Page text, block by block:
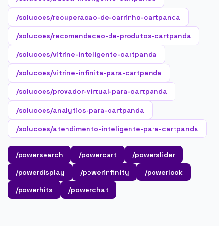
/solucoes/recuperacao-de-carrinho-cartpanda
/solucoes/recomendacao-de-produtos-cartpanda
/solucoes/vitrine-inteligente-cartpanda
/solucoes/vitrine-infinita-para-cartpanda
/solucoes/provador-virtual-para-cartpanda
/solucoes/analytics-para-cartpanda
/solucoes/atendimento-inteligente-para-cartpanda
/powersearch /powercart
/powerslider
/powerdisplay
/powerinfinity
/powerlook
/powerhits
/powerchat